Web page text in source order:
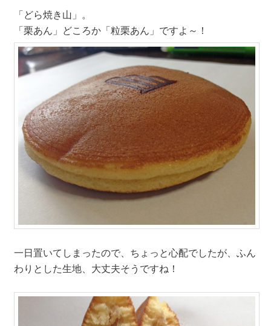
「どら焼き山」。
「栗あん」どころか「粒栗あん」ですよ～！
一日置いてしまったので、ちょっと心配でしたが、ふん
わりとした生地、大丈夫そうですね！